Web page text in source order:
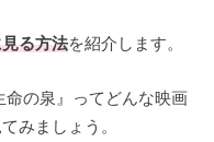
る方法を紹介します。
命の泉』ってどんな映画
みましょう。